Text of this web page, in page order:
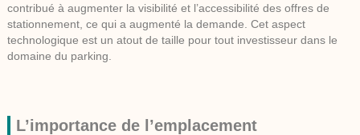
contribué à augmenter la visibilité et l’accessibilité des offres de
stationnement, ce qui a augmenté la demande. Cet aspect
technologique est un atout de taille pour tout investisseur dans le
domaine du parking.
L’importance de l’emplacement